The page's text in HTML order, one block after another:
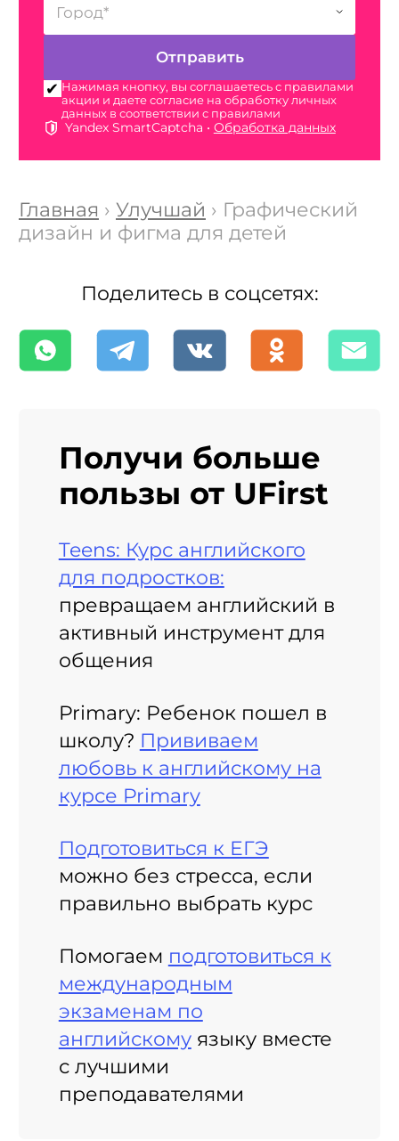
Нажимая кнопку, вы соглашаетесь с правилами
акции и даете согласие на обработку личных
данных в соответствии с правилами
Yandex SmartCaptcha • Обработка данных
Главная › Улучшай › Графический
дизайн и фигма для детей
Поделитесь в соцсетях:
Получи больше
пользы от UFirst
Teens: Курс английского
для подростков:
превращаем английский в
активный инструмент для
общения
Primary: Ребенок пошел в
школу? Прививаем
любовь к английскому на
курсе Primary
Подготовиться к ЕГЭ
можно без стресса, если
правильно выбрать курс
Помогаем подготовиться к
международным
экзаменам по
английскомуязыку вместе
с лучшими
преподавателями